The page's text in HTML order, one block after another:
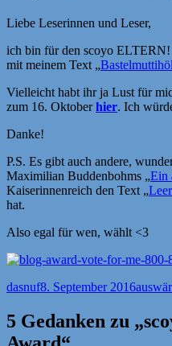
Liebe Leserinnen und Leser,
ich bin für den scoyo
mit meinem Text „
Vielleicht habt ihr ja Lust für
zum 16. Oktoberhier. Ich
Danke!
P.S. Es gibt auch andere,
Maximilian Buddenbohms „Ein
Kaiserinnenreich den Text „
hat.
Also egal für wen, wählt <3
Autor
dasnufVeröffentlicht
8. September 2016
5 Gedanken zu